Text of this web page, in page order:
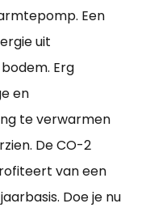
Een
uit
Erg
en
te verwarmen
De CO-2
van een
Doe je nu